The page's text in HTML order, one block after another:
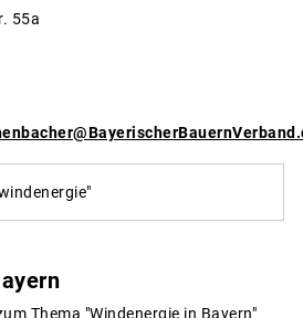
55a
Thema "Windenergie in Bayern"